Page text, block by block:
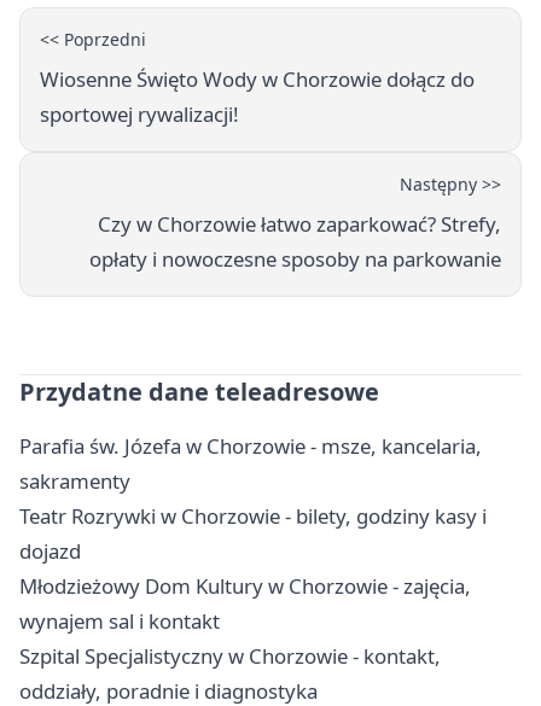
<< Poprzedni
Wiosenne Święto Wody w Chorzowie dołącz do
sportowej rywalizacji!
Następny >>
Czy w Chorzowie łatwo zaparkować? Strefy,
opłaty i nowoczesne sposoby na parkowanie
Przydatne dane teleadresowe
Parafia św. Józefa w Chorzowie - msze, kancelaria,
sakramenty
Teatr Rozrywki w Chorzowie - bilety, godziny kasy i
dojazd
Młodzieżowy Dom Kultury w Chorzowie - zajęcia,
wynajem sal i kontakt
Szpital Specjalistyczny w Chorzowie - kontakt,
oddziały, poradnie i diagnostyka